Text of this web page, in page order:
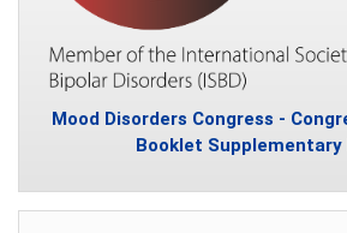
Mood Disorders Congress -
Booklet Supplementary